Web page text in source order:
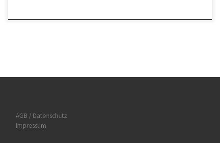
AGB / Datenschutz
Impressum